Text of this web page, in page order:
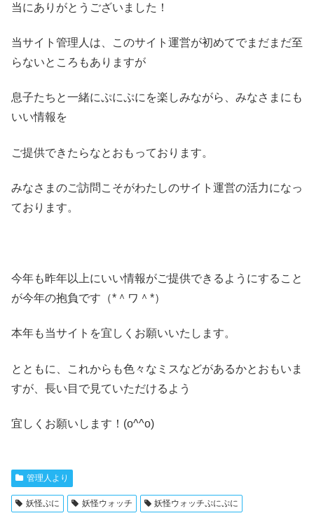
当にありがとうございました！
当サイト管理人は、このサイト運営が初めてでまだまだ至
らないところもありますが
息子たちと一緒にぷにぷにを楽しみながら、みなさまにも
いい情報を
ご提供できたらなとおもっております。
みなさまのご訪問こそがわたしのサイト運営の活力になっ
ております。
今年も昨年以上にいい情報がご提供できるようにすること
が今年の抱負です（*＾ワ＾*）
本年も当サイトを宜しくお願いいたします。
とともに、これからも色々なミスなどがあるかとおもいま
すが、長い目で見ていただけるよう
宜しくお願いします！(o^^o)
管理人より
妖怪ぷに 妖怪ウォッチ 妖怪ウォッチぷにぷに